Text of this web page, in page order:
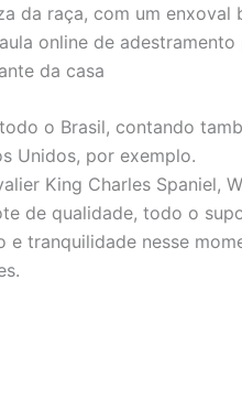
da raça, com um
online de
da casa
o Brasil, contando
Unidos, por exemplo.
King Charles Spaniel,
de qualidade, todo o
e tranquilidade nesse